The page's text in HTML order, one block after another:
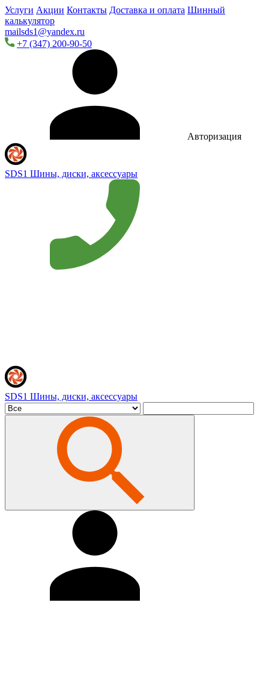
Услуги Акции Контакты Доставка и оплата Шинный
калькулятор
mailsds1@yandex.ru
+7 (347) 200-90-50
Авторизация
SDS1 Шины, диски, аксессуары
SDS1 Шины, диски, аксессуары